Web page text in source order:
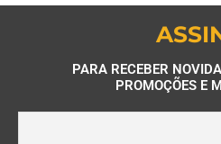
PARA RECEBER
PROMOÇÕES E